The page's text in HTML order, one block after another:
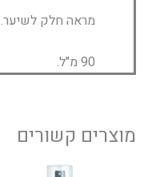
מראה חלק לשיער.
90 מ"ל.
מוצרים קשורים